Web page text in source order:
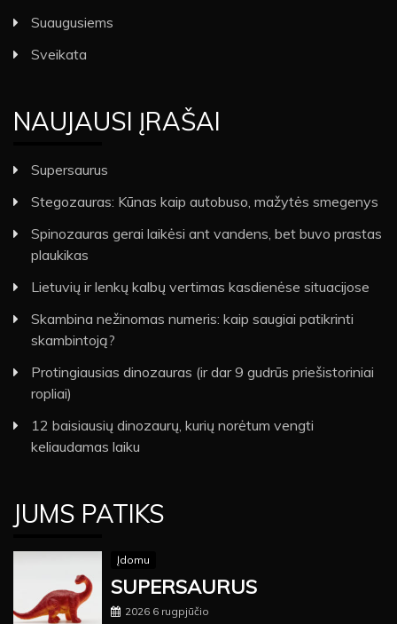
Suaugusiems
Sveikata
NAUJAUSI ĮRAŠAI
Supersaurus
Stegozauras: Kūnas kaip autobuso, mažytės smegenys
Spinozauras gerai laikėsi ant vandens, bet buvo prastas
plaukikas
Lietuvių ir lenkų kalbų vertimas kasdienėse situacijose
Skambina nežinomas numeris: kaip saugiai patikrinti
skambintoją?
Protingiausias dinozauras (ir dar 9 gudrūs priešistoriniai
ropliai)
12 baisiausių dinozaurų, kurių norėtum vengti
keliaudamas laiku
JUMS PATIKS
Įdomu
SUPERSAURUS
2026 6 rugpjūčio